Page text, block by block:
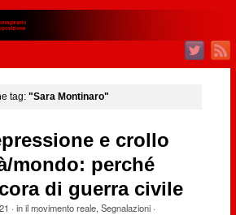
tag: "Sara Montinaro"
e crollo
mondo: perché
di guerra civile
· inil movimento reale, Segnalazioni·